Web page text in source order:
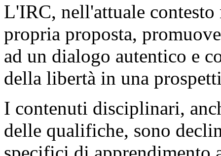
L'IRC, nell'attuale
propria proposta,
ad un dialogo autentico e
della libertà in una
I contenuti disciplinari,
delle qualifiche, sono